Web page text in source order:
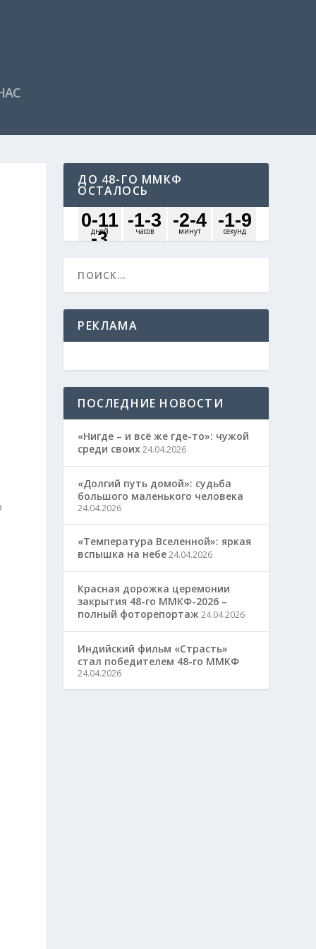
ДО 48-ГО ММКФ
ОСТАЛОСЬ
дней
0-11
-3
часов
-1-3 минут
-2-4 секунд
-1-9
РЕКЛАМА
ПОСЛЕДНИЕ НОВОСТИ
«Нигде – и всё же где-то»: чужой
среди своих24.04.2026
«Долгий путь домой»: судьба
большого маленького человека
24.04.2026
«Температура Вселенной»: яркая
вспышка на небе24.04.2026
Красная дорожка церемонии
закрытия 48-го ММКФ-2026 –
полный фоторепортаж24.04.2026
Индийский фильм «Страсть»
стал победителем 48-го ММКФ
24.04.2026